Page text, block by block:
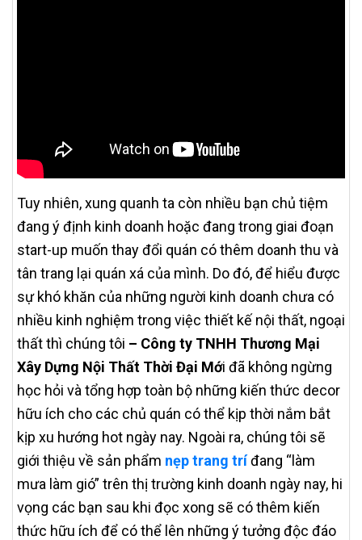
Tuy nhiên, xung quanh ta còn nhiều bạn chủ tiệm
đang ý định kinh doanh hoặc đang trong giai đoạn
start-up muốn thay đổi quán có thêm doanh thu và
tân trang lại quán xá của mình. Do đó, để hiểu được
sự khó khăn của những người kinh doanh chưa có
nhiều kinh nghiệm trong việc thiết kế nội thất, ngoại
thất thì chúng tôi – Công ty TNHH Thương Mại
Xây Dựng Nội Thất Thời Đại Mới đã không ngừng
học hỏi và tổng hợp toàn bộ những kiến thức decor
hữu ích cho các chủ quán có thể kịp thời nắm bắt
kịp xu hướng hot ngày nay. Ngoài ra, chúng tôi sẽ
giới thiệu về sản phẩm nẹp trang tríđang “làm
mưa làm gió” trên thị trường kinh doanh ngày nay, hi
vọng các bạn sau khi đọc xong sẽ có thêm kiến
thức hữu ích để có thể lên những ý tưởng độc đáo